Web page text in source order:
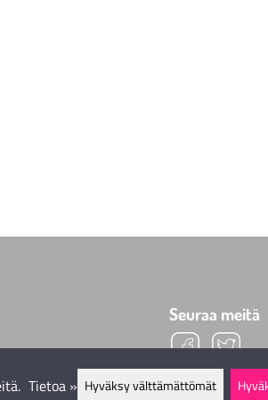
Seuraa meitä
Tietoa » Hyväksy välttämättömät